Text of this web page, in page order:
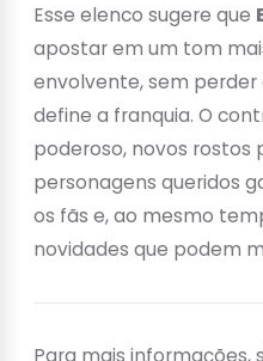
Esse elenco sugere que
apostar em um tom
envolvente, sem
define a franquia. O
poderoso, novos rostos
personagens queridos
os fãs e, ao mesmo
novidades que podem
Para mais informações,